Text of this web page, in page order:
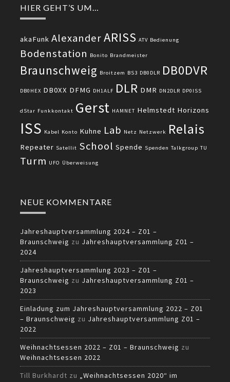
HIER GEHT’S UM…
akaFunk AlexanderARISS ATV Bedienung
Bodenstation Bonito Brandmeister
Braunschweig Broitzem BS3 DB0DLR DB0DVR
DB0HEX DB0XX DFMG DH1ALF DLR DMR DN2DLR DP0ISS
dStar Funkkontakt Gerst HAMNET Helmstedt Horizons
ISS Kabel Konto Kuhne Lab Netz Netzwerk Relais
Repeater Satellit School Spende Spenden Talkgroup TU
Turm UFO Überweisung
NEUE KOMMENTARE
Jahreshauptversammlung 2024 – Z01 –
Braunschweig zu Jahreshauptversammlung Z01 –
2024
Jahreshauptversammlung 2023 – Z01 –
Braunschweig zu Jahreshauptversammlung Z01 –
2023
Einladung zum Jahreshauptversammlung 2022 – Z01
– Braunschweig zu Jahreshauptversammlung Z01 –
2022
Weihnachtsessen 2022 – Z01 – Braunschweig zu
Weihnachtsessen 2022
Till Burkhardt zu „Weihnachtsessen 2020“ im